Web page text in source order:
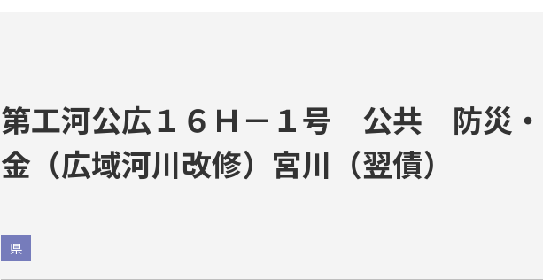
第工河公広１６Ｈ－１号 公共 防災
金（広域河川改修）宮川（翌債）
県